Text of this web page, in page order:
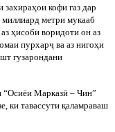
захираҳои кофи газ дар
метри мукааб
ҳисоби воридоти он аз
пурхарҷ ва аз нигоҳи
гузарондани
“Осиёи Марказӣ – Чин”
ки тавассути қаламраваш